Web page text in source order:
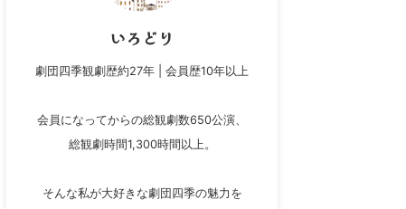
いろどり
劇団四季観劇歴約27年 | 会員歴10年以上
会員になってからの総観劇数650公演、
総観劇時間1,300時間以上。
そんな私が大好きな劇団四季の魅力を